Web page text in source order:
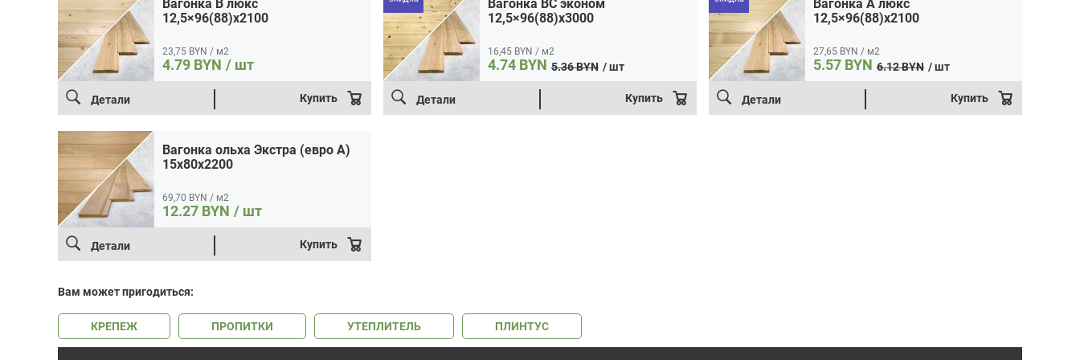
Вагонка B люкс
12,5×96(88)x2100
23,75 BYN / м2
4.79 BYN / шт
Детали Купить
Вагонка BC эконом
12,5×96(88)x3000
16,45 BYN / м2
5.36BYN
составляла
4.74 BYN / шт
Детали Купить
Вагонка A люкс
12,5×96(88)x2100
27,65 BYN / м2
6.12BYN
составляла
5.57 BYN / шт
Детали Купить
Вагонка ольха Экстра (евро А)
15x80x2200
69,70 BYN / м2
12.27 BYN / шт
Детали Купить
А)
15x80x2200
Вам может пригодиться:
КРЕПЕЖ ПРОПИТКИ УТЕПЛИТЕЛЬ ПЛИНТУС